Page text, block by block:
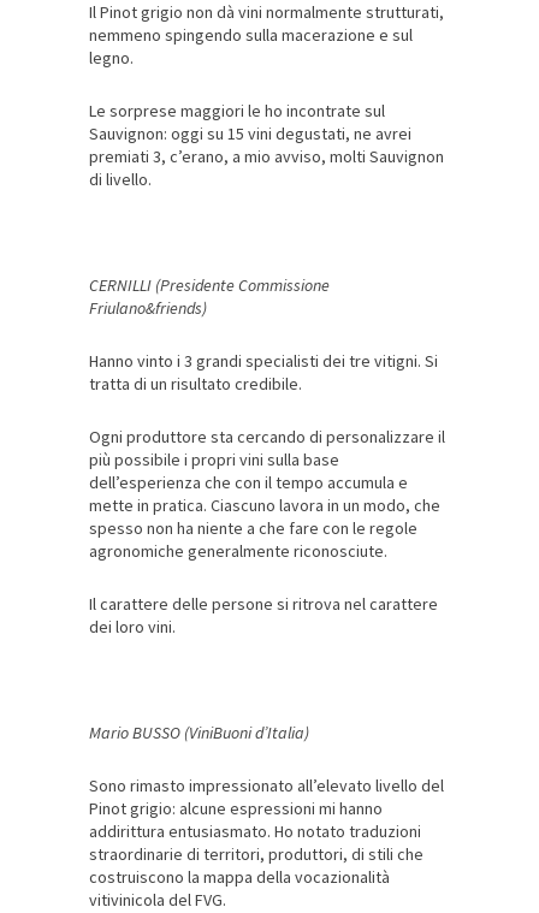
Il Pinot grigio non dà vini normalmente strutturati,
nemmeno spingendo sulla macerazione e sul
legno.
Le sorprese maggiori le ho incontrate sul
Sauvignon: oggi su 15 vini degustati, ne avrei
premiati 3, c’erano, a mio avviso, molti Sauvignon
di livello.
CERNILLI (Presidente Commissione
Friulano&friends)
Hanno vinto i 3 grandi specialisti dei tre vitigni. Si
tratta di un risultato credibile.
Ogni produttore sta cercando di personalizzare il
più possibile i propri vini sulla base
dell’esperienza che con il tempo accumula e
mette in pratica. Ciascuno lavora in un modo, che
spesso non ha niente a che fare con le regole
agronomiche generalmente riconosciute.
Il carattere delle persone si ritrova nel carattere
dei loro vini.
Mario BUSSO (ViniBuoni d’Italia)
Sono rimasto impressionato all’elevato livello del
Pinot grigio: alcune espressioni mi hanno
addirittura entusiasmato. Ho notato traduzioni
straordinarie di territori, produttori, di stili che
costruiscono la mappa della vocazionalità
vitivinicola del FVG.